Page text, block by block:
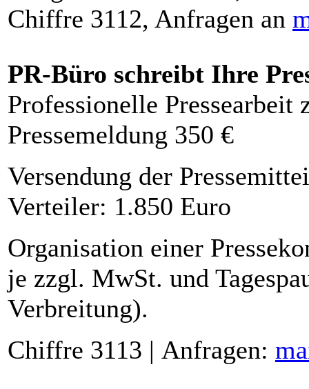
Chiffre 3112, Anfragen an
PR-Büro schreibt Ihre
Professionelle Pressearbeit
Pressemeldung 350 €
Versendung der
Verteiler: 1.850 Euro
Organisation einer
je zzgl. MwSt. und
Verbreitung).
Chiffre 3113 | Anfragen: